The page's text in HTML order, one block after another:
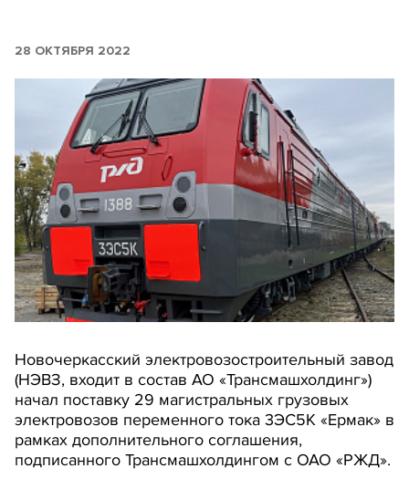
28 ОКТЯБРЯ 2022
Новочеркасский электровозостроительный завод
(НЭВЗ, входит в состав АО «Трансмашхолдинг»)
начал поставку 29 магистральных грузовых
электровозов переменного тока 3ЭС5К «Ермак» в
рамках дополнительного соглашения,
подписанного Трансмашхолдингом с ОАО «РЖД».